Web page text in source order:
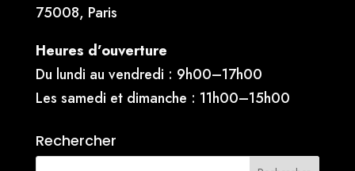
75008, Paris
Heures d’ouverture
Du lundi au vendredi : 9h00–17h00
Les samedi et dimanche : 11h00–15h00
Rechercher